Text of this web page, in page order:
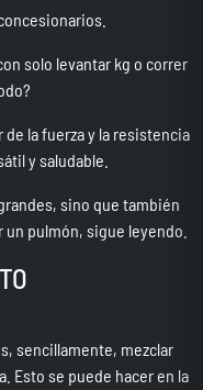
solo levantar kg o correr
la fuerza y la resistencia
y saludable.
sino que también
pulmón, sigue leyendo.
sencillamente, mezclar
Esto se puede hacer en la